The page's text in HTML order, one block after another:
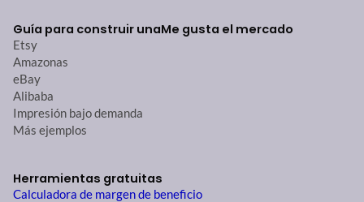
Guía para construir unaMe gusta el mercado
Etsy
Amazonas
eBay
Alibaba
Impresión bajo demanda
Más ejemplos
Herramientas gratuitas
Calculadora de margen de beneficio